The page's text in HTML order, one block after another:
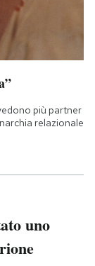
più partner
relazionale
uno